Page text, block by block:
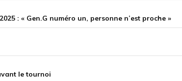
: « Gen.G numéro un, personne n’est proche »
le tournoi